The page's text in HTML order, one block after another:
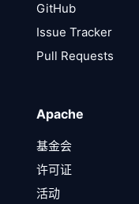
GitHub
Issue Tracker
Pull Requests
Apache
基金会
许可证
活动